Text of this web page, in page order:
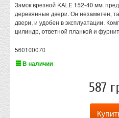
Замок врезной KALE 152-40 мм.
деревянные двери. Он незаметен,
двери, и удобен в эксплуатации.
цилиндр, ответной планкой и
560100070
В наличии
587